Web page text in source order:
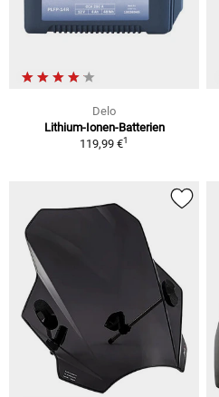
Delo
Lithium-Ionen-Batterien
119,99 €1